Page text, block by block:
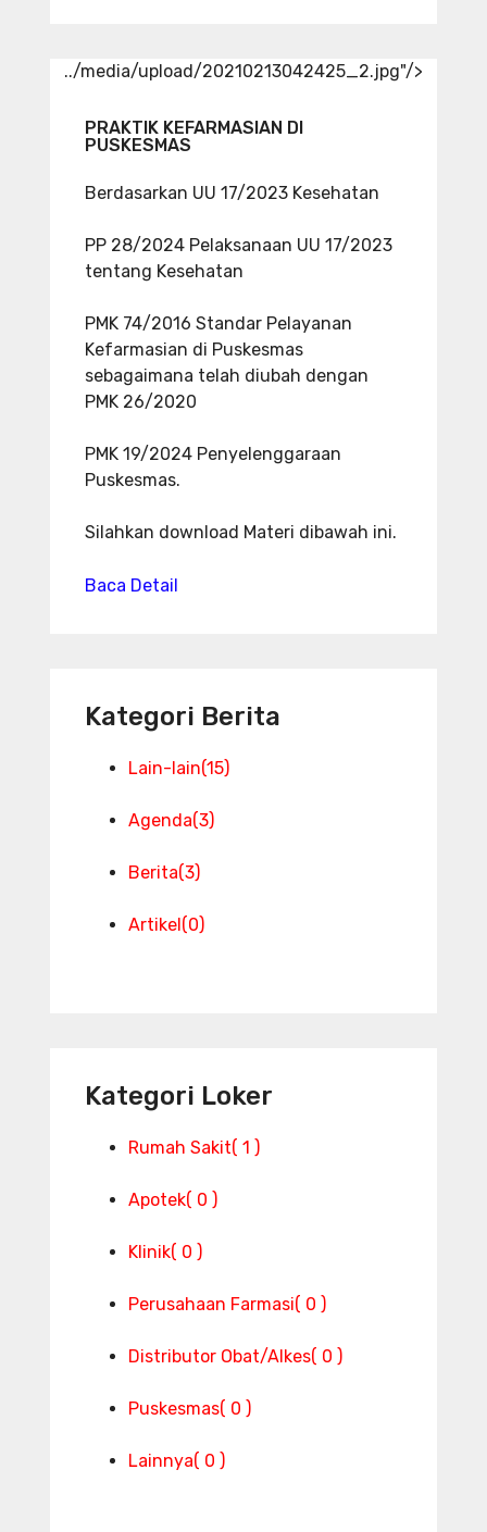
../media/upload/20210213042425_2.jpg"/>
PRAKTIK KEFARMASIAN DI
PUSKESMAS
Berdasarkan UU 17/2023 Kesehatan
PP 28/2024 Pelaksanaan UU 17/2023
tentang Kesehatan
PMK 74/2016 Standar Pelayanan
Kefarmasian di Puskesmas
sebagaimana telah diubah dengan
PMK 26/2020
PMK 19/2024 Penyelenggaraan
Puskesmas.
Silahkan download Materi dibawah ini.
Baca Detail
Kategori Berita
Lain-lain(15)
Agenda(3)
Berita(3)
Artikel(0)
Kategori Loker
Rumah Sakit( 1 )
Apotek( 0 )
Klinik( 0 )
Perusahaan Farmasi( 0 )
Distributor Obat/Alkes( 0 )
Puskesmas( 0 )
Lainnya( 0 )